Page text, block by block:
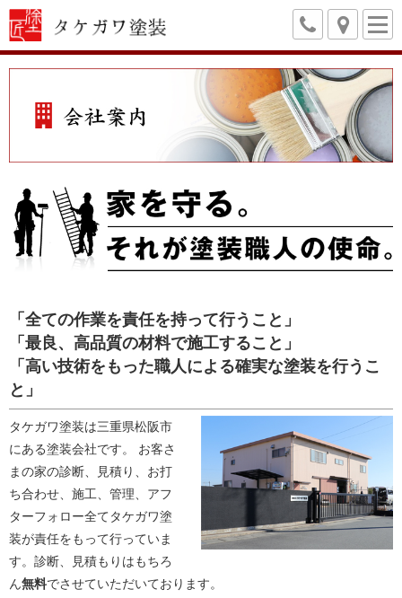
「全ての作業を責任を持って行うこと」
「最良、高品質の材料で施工すること」
「高い技術をもった職人による確実な塗装を行うこ
と」
タケガワ塗装は三重県松阪市
にある塗装会社です。 お客さ
まの家の診断、見積り、お打
ち合わせ、施工、管理、アフ
ターフォロー全てタケガワ塗
装が責任をもって行っていま
す。診断、見積もりはもちろ
ん無料でさせていただいております。